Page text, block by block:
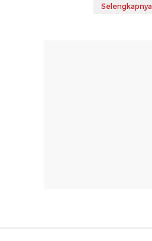
Selengkapnya